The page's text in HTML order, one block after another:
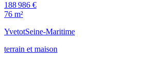
188 986 €
76 m²
YvetotSeine-Maritime
terrain et maison